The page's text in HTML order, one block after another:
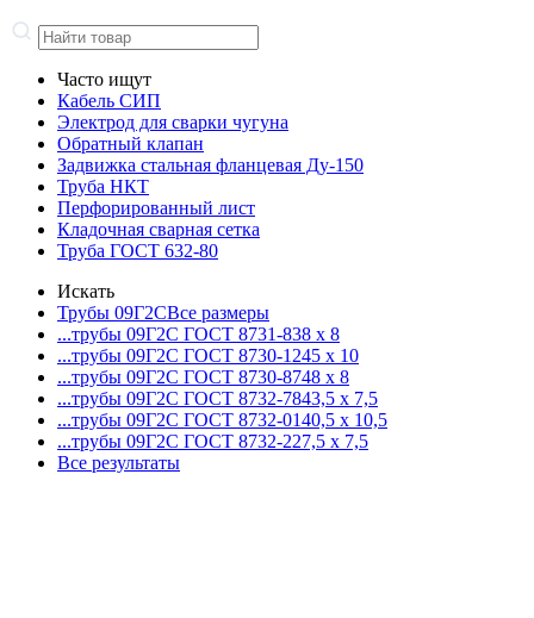
Часто ищут
Кабель СИП
Электрод для сварки чугуна
Обратный клапан
Задвижка стальная фланцевая Ду-150
Труба НКТ
Перфорированный лист
Кладочная сварная сетка
Труба ГОСТ 632-80
Искать
Трубы 09Г2СВсе размеры
...трубы 09Г2С ГОСТ 8731-838 x 8
...трубы 09Г2С ГОСТ 8730-1245 x 10
...трубы 09Г2С ГОСТ 8730-8748 x 8
...трубы 09Г2С ГОСТ 8732-7843,5 x 7,5
...трубы 09Г2С ГОСТ 8732-0140,5 x 10,5
...трубы 09Г2С ГОСТ 8732-227,5 x 7,5
Все результаты